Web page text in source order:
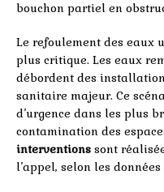
bouchon partiel en
Le refoulement des eaux
plus critique. Les eaux
débordent des
sanitaire majeur. Ce
d’urgence dans les plus
contamination des
interventions sont
l’appel, selon les